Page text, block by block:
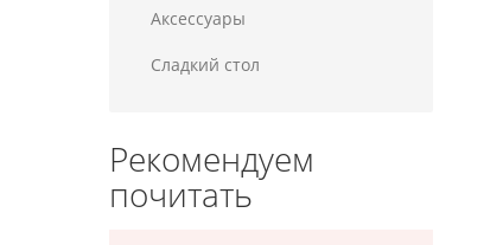
Аксессуары
Сладкий стол
Рекомендуем
почитать